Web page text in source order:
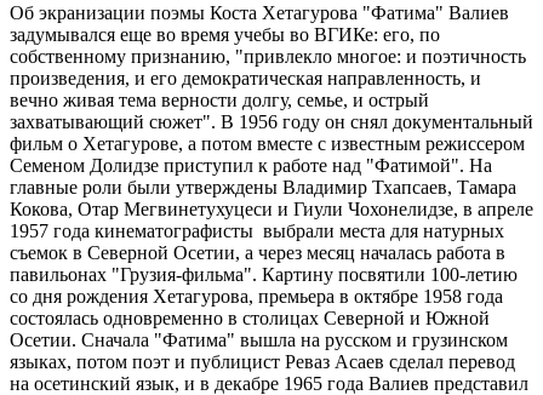
Об экранизации поэмы Коста Хетагурова "Фатима" Валиев
задумывался еще во время учебы во ВГИКе: его, по
собственному признанию, "привлекло многое: и поэтичность
произведения, и его демократическая направленность, и
вечно живая тема верности долгу, семье, и острый
захватывающий сюжет". В 1956 году он снял документальный
фильм о Хетагурове, а потом вместе с известным режиссером
Семеном Долидзе приступил к работе над "Фатимой". На
главные роли были утверждены Владимир Тхапсаев, Тамара
Кокова, Отар Мегвинетухуцеси и Гиули Чохонелидзе, в апреле
1957 года кинематографисты выбрали места для натурных
съемок в Северной Осетии, а через месяц началась работа в
павильонах "Грузия-фильма". Картину посвятили 100-летию
со дня рождения Хетагурова, премьера в октябре 1958 года
состоялась одновременно в столицах Северной и Южной
Осетии. Сначала "Фатима" вышла на русском и грузинском
языках, потом поэт и публицист Реваз Асаев сделал перевод
на осетинский язык, и в декабре 1965 года Валиев представил